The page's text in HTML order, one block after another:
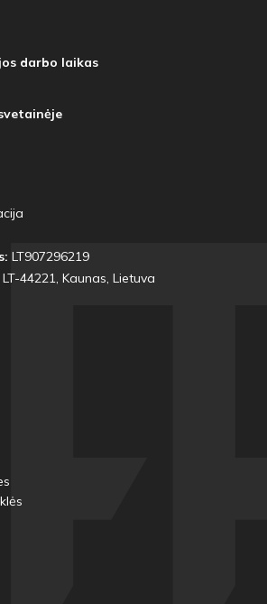
darbo laikas
LT907296219
44221, Kaunas, Lietuva